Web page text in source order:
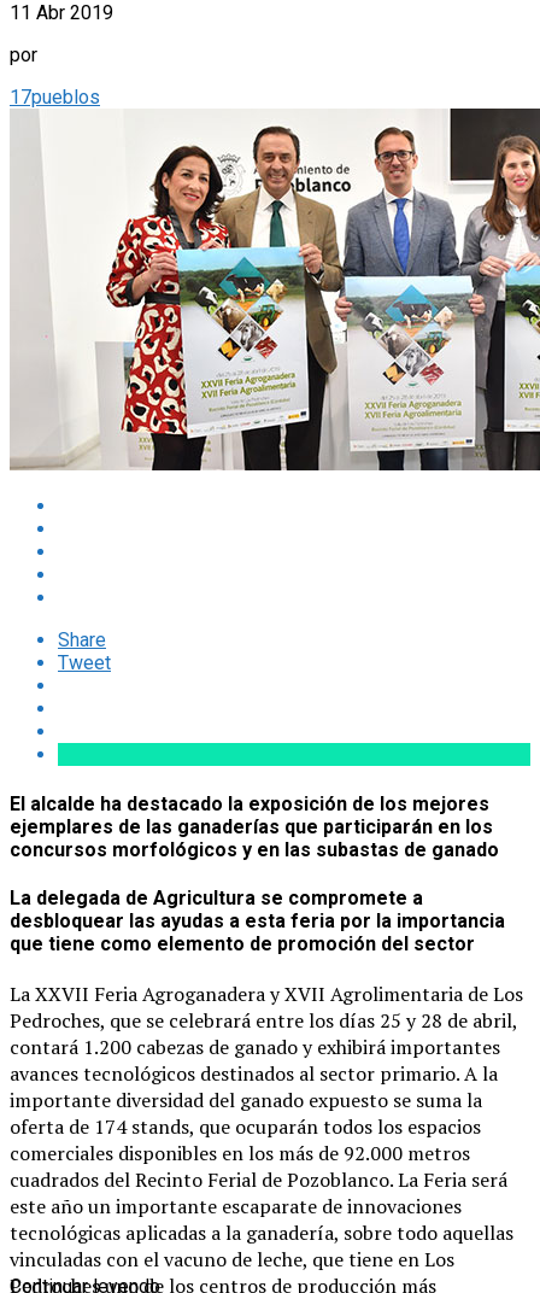
11 Abr 2019
por
17pueblos
Share
Tweet
El alcalde ha destacado la exposición de los mejores
ejemplares de las ganaderías que participarán en los
concursos morfológicos y en las subastas de ganado
La delegada de Agricultura se compromete a
desbloquear las ayudas a esta feria por la importancia
que tiene como elemento de promoción del sector
La XXVII Feria Agroganadera y XVII Agrolimentaria de Los
Pedroches, que se celebrará entre los días 25 y 28 de abril,
contará 1.200 cabezas de ganado y exhibirá importantes
avances tecnológicos destinados al sector primario. A la
importante diversidad del ganado expuesto se suma la
oferta de 174 stands, que ocuparán todos los espacios
comerciales disponibles en los más de 92.000 metros
cuadrados del Recinto Ferial de Pozoblanco. La Feria será
este año un importante escaparate de innovaciones
tecnológicas aplicadas a la ganadería, sobre todo aquellas
vinculadas con el vacuno de leche, que tiene en Los
Pedroches uno de los centros de producción más
Continuar leyendo